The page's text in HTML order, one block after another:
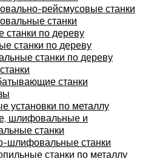
рейсмусовые станки
станки
станки по дереву
станки по дереву
станки по дереву
станки
установки по металлу
шлифовальные и
станки
шлифовальные станки
станки по металлу